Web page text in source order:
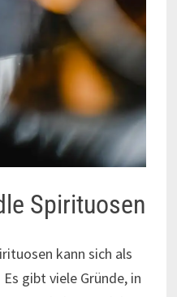
Spirituosen
kann sich als
gibt viele Gründe, in